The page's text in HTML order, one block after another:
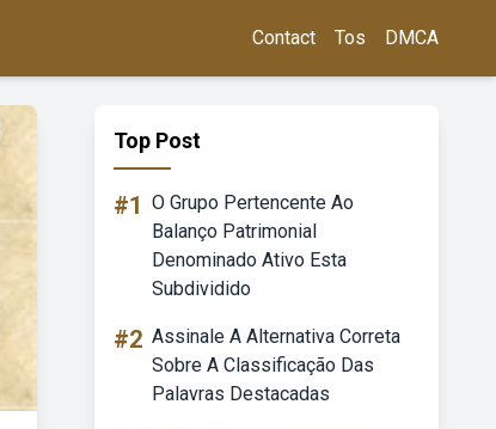
Contact Tos DMCA
Top Post
#1 O Grupo Pertencente Ao
Balanço Patrimonial
Denominado Ativo Esta
Subdividido
#2 Assinale A Alternativa Correta
Sobre A Classificação Das
Palavras Destacadas